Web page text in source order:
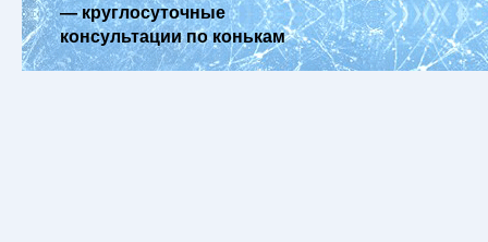
— круглосуточные
консультации по конькам